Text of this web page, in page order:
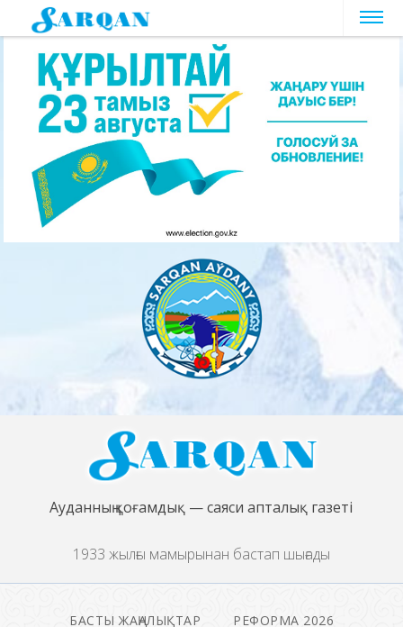
Ауданның қоғамдық — саяси апталық газеті
1933 жылғы мамырынан бастап шығады
БАСТЫ ЖАҢАЛЫҚТАР РЕФОРМА 2026